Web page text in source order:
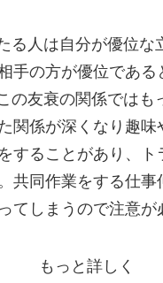
る人は自分が優位な
手の方が優位である
の友衰の関係ではも
関係が深くなり趣味
することがあり、ト
共同作業をする仕事
てしまうので注意が
もっと詳しく